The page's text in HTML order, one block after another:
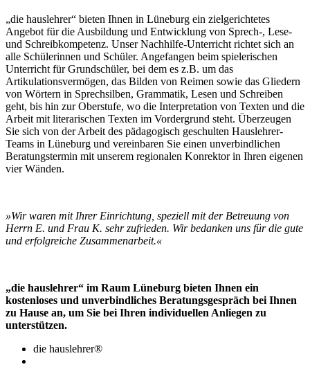
„die hauslehrer“ bieten Ihnen in Lüneburg ein zielgerichtetes
Angebot für die Ausbildung und Entwicklung von Sprech-, Lese-
und Schreibkompetenz. Unser Nachhilfe-Unterricht richtet sich an
alle Schülerinnen und Schüler. Angefangen beim spielerischen
Unterricht für Grundschüler, bei dem es z.B. um das
Artikulationsvermögen, das Bilden von Reimen sowie das Gliedern
von Wörtern in Sprechsilben, Grammatik, Lesen und Schreiben
geht, bis hin zur Oberstufe, wo die Interpretation von Texten und die
Arbeit mit literarischen Texten im Vordergrund steht. Überzeugen
Sie sich von der Arbeit des pädagogisch geschulten Hauslehrer-
Teams in Lüneburg und vereinbaren Sie einen unverbindlichen
Beratungstermin mit unserem regionalen Konrektor in Ihren eigenen
vier Wänden.
»Wir waren mit Ihrer Einrichtung, speziell mit der Betreuung von
Herrn E. und Frau K. sehr zufrieden. Wir bedanken uns für die gute
und erfolgreiche Zusammenarbeit.«
„die hauslehrer“ im Raum Lüneburg bieten Ihnen ein
kostenloses und unverbindliches Beratungsgespräch bei Ihnen
zu Hause an, um Sie bei Ihren individuellen Anliegen zu
unterstützen.
die hauslehrer®